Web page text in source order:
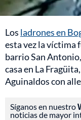
Los ladrones en
esta vez la víctima
barrio San
casa en La
Aguinaldos con
Síganos en nuestro
noticias de mayor